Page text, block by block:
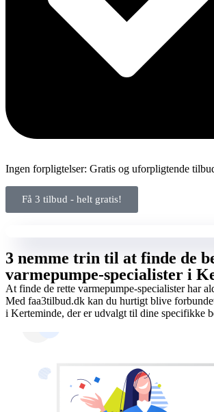
Ingen forpligtelser: Gratis og uforpligtende
Få 3 tilbud - helt gratis!
3 nemme trin til at finde de
varmepumpe-specialister i
At finde de rette varmepumpe-specialister har
Med faa3tilbud.dk kan du hurtigt blive
i Kerteminde, der er udvalgt til dine specifikke